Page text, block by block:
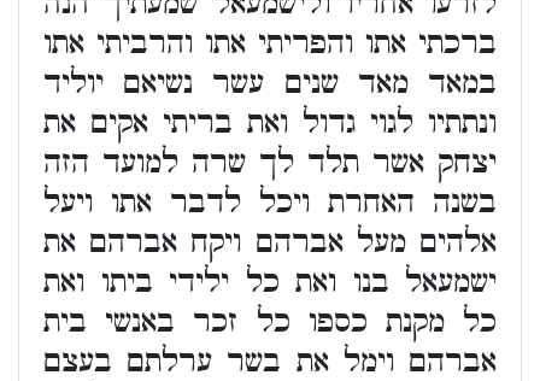
ברכתי אתו והפריתי אתו והרביתי אתו
במאד מאד שנים עשר נשיאם יוליד
ונתתיו לגוי גדול ואת בריתי אקים את
יצחק אשר תלד לך שרה למועד הזה
בשנה האחרת ויכל לדבר אתו ויעל
אלהים מעל אברהם ויקח אברהם את
ישמעאל בנו ואת כל ילידי ביתו ואת
כל מקנת כספו כל זכר באנשי בית
אברהם וימל את בשר ערלתם בעצם